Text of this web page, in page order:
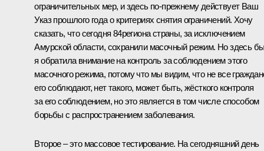
ограничительных мер, и здесь по-прежнему действует Ваш
Указ прошлого года о критериях снятия ограничений. Хочу
сказать, что сегодня 84региона страны, за исключением
Амурской области, сохранили масочный режим. Но здесь
я обратила внимание на контроль за соблюдением этого
масочного режима, потому что мы видим, что не все
его соблюдают, нет такого, может быть, жёсткого контроля
за его соблюдением, но это является в том числе способом
борьбы с распространением заболевания.
Второе – это массовое тестирование. На сегодняшний день